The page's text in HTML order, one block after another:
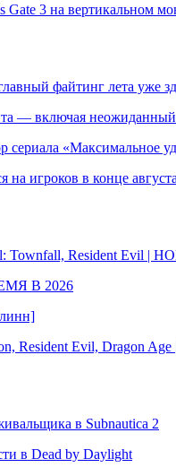
Gate 3 на вертикальном
файтинг лета уже
— включая
сериала «Максимальное
на игроков в конце августа
Townfall, Resident Evil |
В 2026
Resident Evil, Dragon
в Subnautica 2
в Dead by Daylight